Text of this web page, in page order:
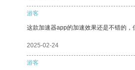
游客
这款加速器app的加速效果还是不错的，
2025-02-24
游客